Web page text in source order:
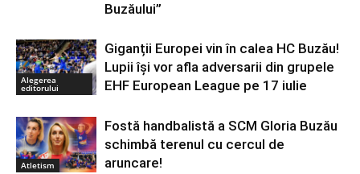
Buzăului”
Alegerea
editorului
Giganții Europei vin în calea HC Buzău!
Lupii își vor afla adversarii din grupele
EHF European League pe 17 iulie
Atletism
Fostă handbalistă a SCM Gloria Buzău
schimbă terenul cu cercul de
aruncare!